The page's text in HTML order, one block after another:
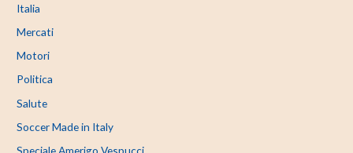
Italia
Mercati
Motori
Politica
Salute
Soccer Made in Italy